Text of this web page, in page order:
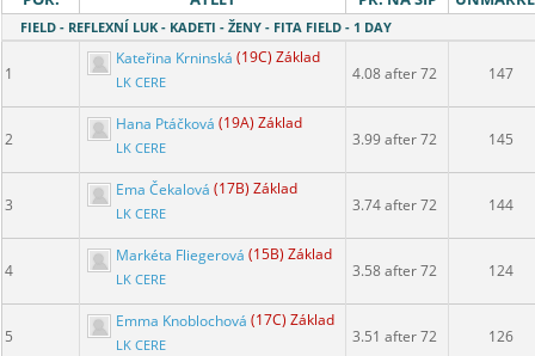
FIELD - REFLEXNÍ LUK - KADETI - ŽENY - FITA FIELD - 1 DAY
1
Kateřina Krninská (19C) Základ
LK CERE 4.08 after 72 147
2
Hana Ptáčková (19A) Základ
LK CERE 3.99 after 72 145
3
Ema Čekalová (17B) Základ
LK CERE 3.74 after 72 144
4
Markéta Fliegerová (15B) Základ
LK CERE 3.58 after 72 124
5
Emma Knoblochová (17C) Základ
LK CERE 3.51 after 72 126